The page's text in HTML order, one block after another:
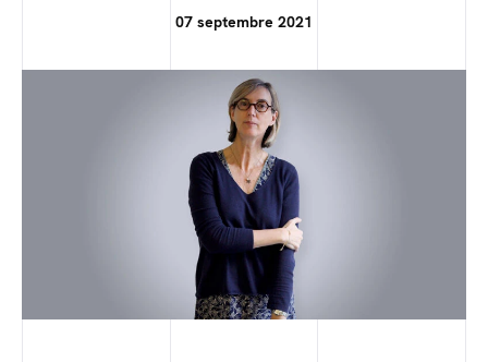
07 septembre 2021